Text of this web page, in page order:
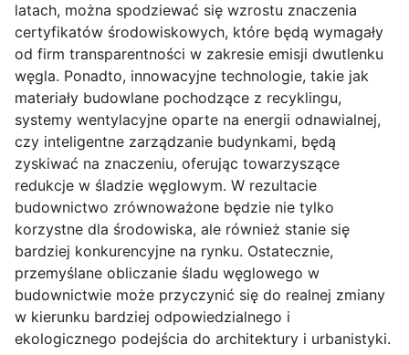
latach, można spodziewać się wzrostu znaczenia
certyfikatów środowiskowych, które będą wymagały
od firm transparentności w zakresie emisji dwutlenku
węgla. Ponadto, innowacyjne technologie, takie jak
materiały budowlane pochodzące z recyklingu,
systemy wentylacyjne oparte na energii odnawialnej,
czy inteligentne zarządzanie budynkami, będą
zyskiwać na znaczeniu, oferując towarzyszące
redukcje w śladzie węglowym. W rezultacie
budownictwo zrównoważone będzie nie tylko
korzystne dla środowiska, ale również stanie się
bardziej konkurencyjne na rynku. Ostatecznie,
przemyślane obliczanie śladu węglowego w
budownictwie może przyczynić się do realnej zmiany
w kierunku bardziej odpowiedzialnego i
ekologicznego podejścia do architektury i urbanistyki.